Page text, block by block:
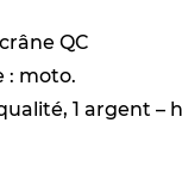
QC
: moto.
1 argent –